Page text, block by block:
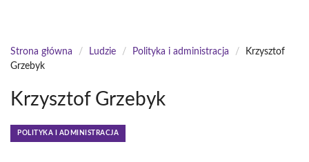
Strona główna / Ludzie / Polityka i administracja /
Krzysztof
Grzebyk
Krzysztof Grzebyk
POLITYKA I ADMINISTRACJA